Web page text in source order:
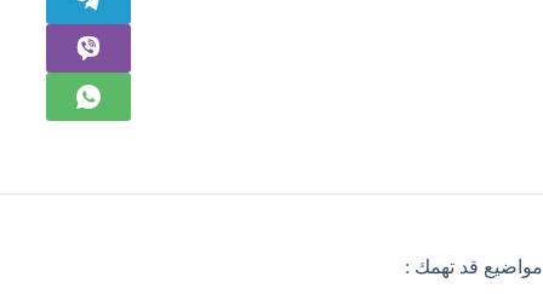
مواضيع قد تهمك :